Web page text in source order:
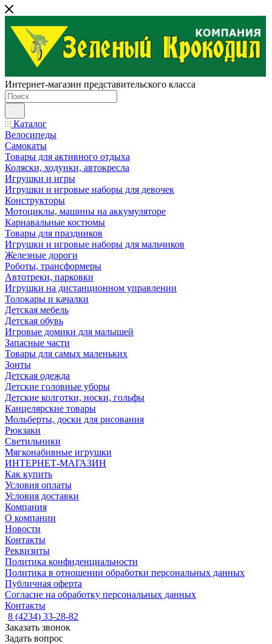
Интернет-магазин представительского класса
Каталог
Велосипеды
Самокаты
Товары для активного отдыха
Коляски, ходунки, автокресла
Игрушки и игры
Игрушки и игровые наборы для девочек
Конструкторы
Мотоциклы, машины на аккумуляторе
Карнавальные костюмы
Товары для праздников
Игрушки и игровые наборы для мальчиков
Железные дороги
Роботы, трансформеры
Автотреки, парковки
Игрушки на дистанционном управлении
Толокары и качалки
Детская мебель
Детская обувь
Игровые домики для малышей
Запасные части
Товары для самых маленьких
Зонты
Детская одежда
Детские головные уборы
Детские колготки, носки, гольфы
Канцелярские товары
Мольберты, доски для рисования
Рюкзаки
Светильники
Мягконабивные игрушки
ИНТЕРНЕТ-МАГАЗИН
Как купить
Условия оплаты
Условия доставки
Компания
О компании
Новости
Контакты
Реквизиты
Политика конфиденциальности
Политика в отношении обработки персональных данных
Публичная оферта
Согласие на обработку персональных данных
Контакты
8 (4234) 33-28-82
Заказать звонок
Задать вопрос